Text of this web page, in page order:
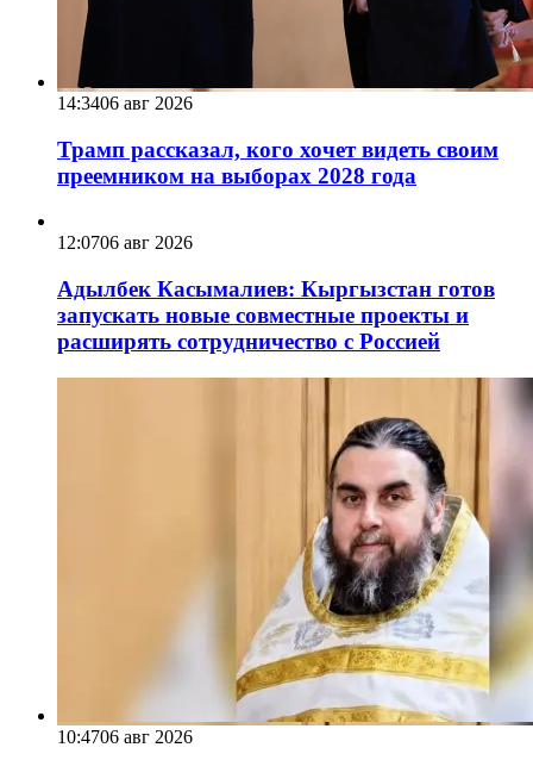
14:3406 авг 2026
Трамп рассказал, кого хочет видеть своим
преемником на выборах 2028 года
12:0706 авг 2026
Адылбек Касымалиев: Кыргызстан готов
запускать новые совместные проекты и
расширять сотрудничество с Россией
10:4706 авг 2026